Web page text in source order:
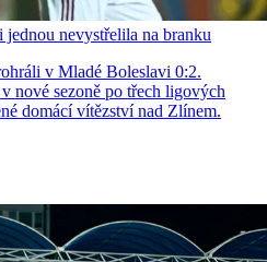
nevystřelila na branku
v Mladé Boleslavi 0:2.
nové sezoně po třech ligových
domácí vítězství nad Zlínem.